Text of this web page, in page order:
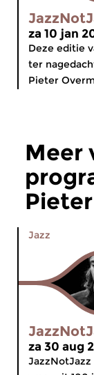
za 10 jan
Deze editie
ter
Pieter
Meer
Jazz
za 30 aug